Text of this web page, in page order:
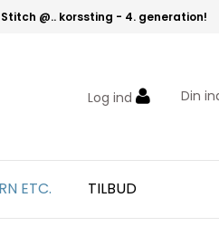
@.. korssting - 4. generation!
Log ind Din
ETC. TILBUD